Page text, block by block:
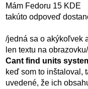
Mám Fedoru 15 KDE
takúto odpoveď
/jedná sa o akýkoľvek
len textu na obrazovku/
Cant find units
keď som to inštaloval,
uvedené, že ich